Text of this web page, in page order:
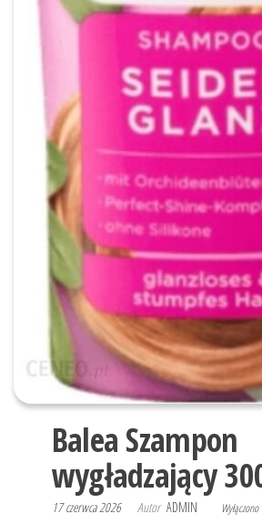
Balea Szampon
wygładzający
17 czerwca 2026 Autor ADMIN Wyłączono